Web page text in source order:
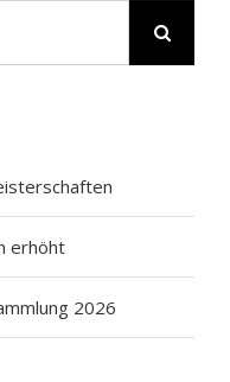
erhöht
2026